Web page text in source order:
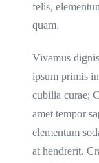
felis,
quam.
Vivamus
ipsum primis
cubilia curae;
amet tempor
elementum
at hendrerit.